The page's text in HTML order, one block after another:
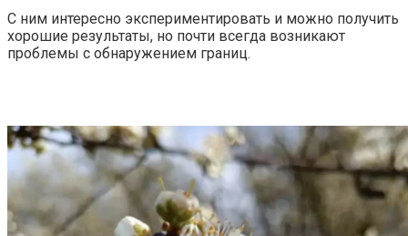
С ним интересно экспериментировать и можно получить
хорошие результаты, но почти всегда возникают
проблемы с обнаружением границ.